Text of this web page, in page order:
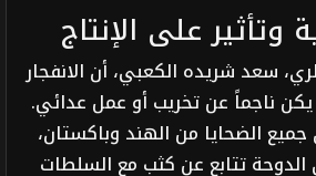
وتأثير على الإنتاج
سعد شريده الكعبي، أن الانفجار
يكن ناجماً عن تخريب أو عمل عدائي.
الضحايا من الهند وباكستان،
تتابع عن كثب مع السلطات